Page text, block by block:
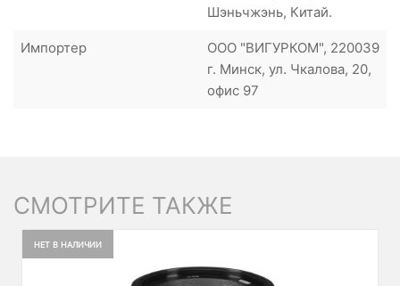
Шэньчжэнь, Китай.
Импортер
ООО "ВИГУРКОМ", 220039
г. Минск, ул. Чкалова, 20,
офис 97
СМОТРИТЕ ТАКЖЕ
НЕТ В НАЛИЧИИ